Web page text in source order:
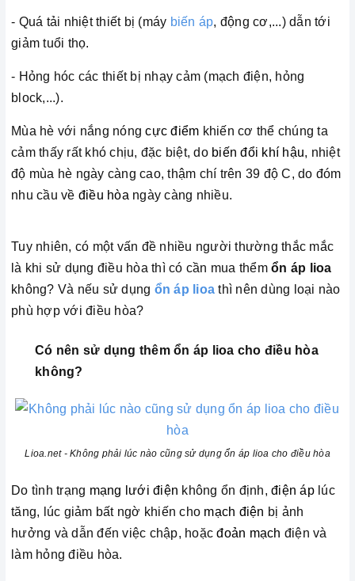
- Quá tải nhiệt thiết bị (máy biến áp, động cơ,...) dẫn tới
giảm tuổi thọ.
- Hỏng hóc các thiết bị nhạy cảm (mạch điện, hỏng
block,...).
Mùa hè với nắng nóng cực điểm khiến cơ thể chúng ta
cảm thấy rất khó chịu, đặc biệt, dobiến đổi khí hậu, nhiệt
độ mùa hè ngày càng cao, thậm chí trên 39 độ C, do đóm
nhu cầu về điều hòa ngày càng nhiều.
Tuy nhiên, có một vấn đề nhiều người thường thắc mắc
là khi sử dụng điều hòa thì có cần mua thểm ổn áp lioa
không? Và nếu sử dụng ổn áp lioa thì nên dùng loại nào
phù hợp với điều hòa?
Có nên sử dụng thêm ổn áp lioa cho điều hòa
không?
Lioa.net - Không phải lúc nào cũng sử dụng ổn áp lioa cho điều hòa
Do tình trạng mạng lưới điện không ổn định, điện áplúc
tăng, lúc giảm bất ngờ khiến cho mạch điện bị ảnh
hưởng và dẫn đến việc chập, hoặc đoản mạch điện và
làm hỏng điều hòa.